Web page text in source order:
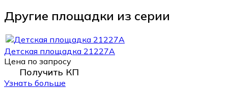
Другие площадки из серии
Детская площадка 21227А
Цена по запросу
Получить КП
Узнать больше